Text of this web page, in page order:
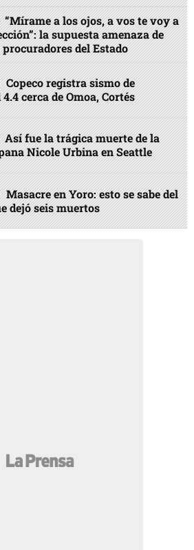
“Mírame a los ojos, a vos te voy a
la supuesta amenaza de
procuradores del Estado
Copeco registra sismo de
cerca de Omoa, Cortés
Así fue la trágica muerte de la
Nicole Urbina en Seattle
Masacre en Yoro: esto se sabe del
dejó seis muertos